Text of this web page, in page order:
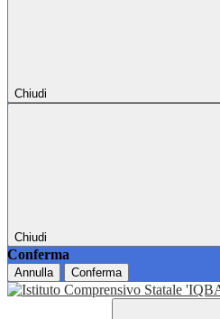
Chiudi
Chiudi
Conferma
Annulla Conferma